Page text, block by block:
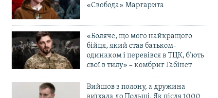
«Свобода» Маргарита
«Боляче, що мого найкращого
бійця, який став батьком-
одинаком і перевівся в ТЦК, б’ють
свої в тилу» – комбриг Габінет
Вийшов з полону, а дружина
виїхала до Польщі. Як після 1000